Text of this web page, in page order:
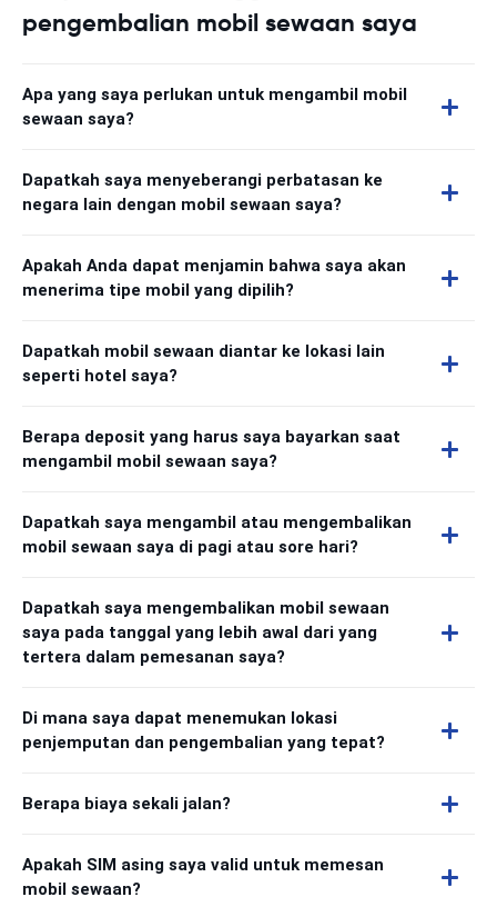
pengembalian mobil sewaan saya
Apa yang saya perlukan untuk mengambil mobil
sewaan saya?
Dapatkah saya menyeberangi perbatasan ke
negara lain dengan mobil sewaan saya?
Apakah Anda dapat menjamin bahwa saya akan
menerima tipe mobil yang dipilih?
Dapatkah mobil sewaan diantar ke lokasi lain
seperti hotel saya?
Berapa deposit yang harus saya bayarkan saat
mengambil mobil sewaan saya?
Dapatkah saya mengambil atau mengembalikan
mobil sewaan saya di pagi atau sore hari?
Dapatkah saya mengembalikan mobil sewaan
saya pada tanggal yang lebih awal dari yang
tertera dalam pemesanan saya?
Di mana saya dapat menemukan lokasi
penjemputan dan pengembalian yang tepat?
Berapa biaya sekali jalan?
Apakah SIM asing saya valid untuk memesan
mobil sewaan?